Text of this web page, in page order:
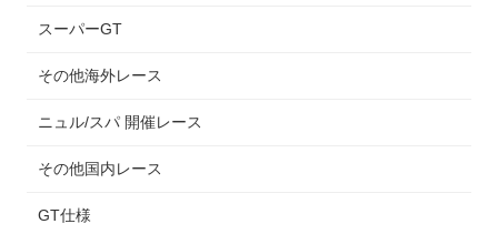
スーパーGT
その他海外レース
ニュル/スパ 開催レース
その他国内レース
GT仕様